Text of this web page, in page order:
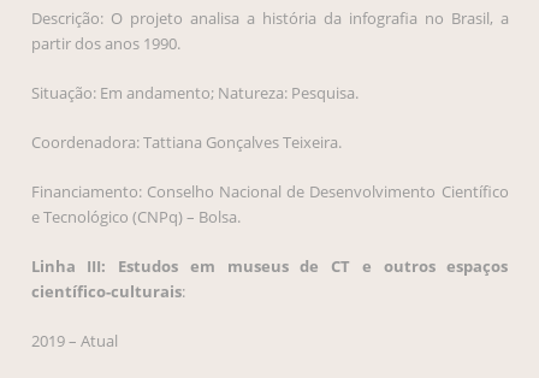
Descrição: O projeto analisa a história da infografia no Brasil, a
partir dos anos 1990.
Situação: Em andamento; Natureza: Pesquisa.
Coordenadora: Tattiana Gonçalves Teixeira.
Financiamento: Conselho Nacional de Desenvolvimento Científico
e Tecnológico (CNPq) – Bolsa.
Linha III: Estudos em museus de CT e outros espaços
científico-culturais:
2019 – Atual